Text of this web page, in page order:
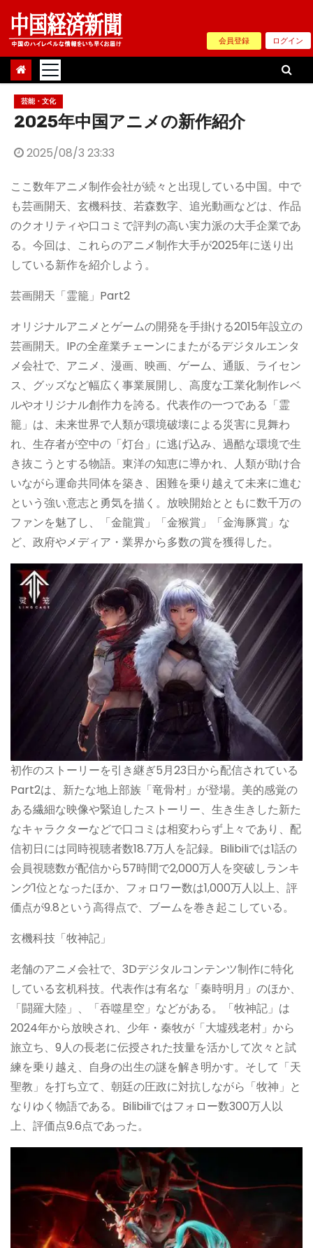
Skip
content
会員登録 ログイン
芸能・文化
2025年中国アニメの新作紹介
2025/08/3 23:33
ここ数年アニメ制作会社が続々と出現している中国。中で
も芸画開天、玄機科技、若森数字、追光動画などは、作品
のクオリティや口コミで評判の高い実力派の大手企業であ
る。今回は、これらのアニメ制作大手が2025年に送り出
している新作を紹介しよう。
芸画開天「霊籠」Part2
オリジナルアニメとゲームの開発を手掛ける2015年設立の
芸画開天。IPの全産業チェーンにまたがるデジタルエンタ
メ会社で、アニメ、漫画、映画、ゲーム、通販、ライセン
ス、グッズなど幅広く事業展開し、高度な工業化制作レベ
ルやオリジナル創作力を誇る。代表作の一つである「霊
籠」は、未来世界で人類が環境破壊による災害に見舞わ
れ、生存者が空中の「灯台」に逃げ込み、過酷な環境で生
き抜こうとする物語。東洋の知恵に導かれ、人類が助け合
いながら運命共同体を築き、困難を乗り越えて未来に進む
という強い意志と勇気を描く。放映開始とともに数千万の
ファンを魅了し、「金龍賞」「金猴賞」「金海豚賞」な
ど、政府やメディア・業界から多数の賞を獲得した。
初作のストーリーを引き継ぎ5月23日から配信されている
Part2は、新たな地上部族「竜骨村」が登場。美的感覚の
ある繊細な映像や緊迫したストーリー、生き生きした新た
なキャラクターなどで口コミは相変わらず上々であり、配
信初日には同時視聴者数18.7万人を記録。Bilibiliでは1話の
会員視聴数が配信から57時間で2,000万人を突破しランキ
ング1位となったほか、フォロワー数は1,000万人以上、評
価点が9.8という高得点で、ブームを巻き起こしている。
玄機科技「牧神記」
老舗のアニメ会社で、3Dデジタルコンテンツ制作に特化
している玄机科技。代表作は有名な「秦時明月」のほか、
「闘羅大陸」、「吞噬星空」などがある。「牧神記」は
2024年から放映され、少年・秦牧が「大墟残老村」から
旅立ち、9人の長老に伝授された技量を活かして次々と試
練を乗り越え、自身の出生の謎を解き明かす。そして「天
聖教」を打ち立て、朝廷の圧政に対抗しながら「牧神」と
なりゆく物語である。Bilibiliではフォロー数300万人以
上、評価点9.6点であった。